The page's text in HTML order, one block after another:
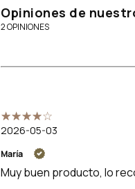
Opiniones de
2 OPINIONES
2026-05-03
María
Muy buen producto, lo